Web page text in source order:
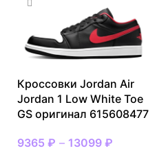
Кроссовки Jordan Air
Jordan 1 Low White Toe
GS оригинал 615608477
9365 ₽ – 13099 ₽